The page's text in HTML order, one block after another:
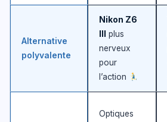
Alternative
polyvalente
Nikon Z6
plus
nerveux
pour
l’action
Optiques